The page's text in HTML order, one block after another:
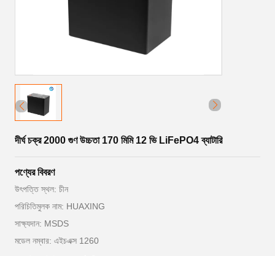
দীর্ঘ চক্র 2000 গুণ উচ্চতা 170 মিমি 12 ভি LiFePO4 ব্যাটারি
পণ্যের বিবরণ
উৎপত্তি স্থল: চীন
পরিচিতিমুলক নাম: HUAXING
সাক্ষ্যদান: MSDS
মডেল নম্বার: এইচএক্স 1260